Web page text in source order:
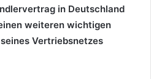
in Deutschland
weiteren wichtigen
Vertriebsnetzes